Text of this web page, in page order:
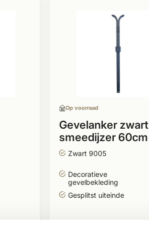
Op voorraad
Gevelanker zwart
smeedijzer 60cm
Zwart 9005
Decoratieve
gevelbekleding
Gesplitst uiteinde